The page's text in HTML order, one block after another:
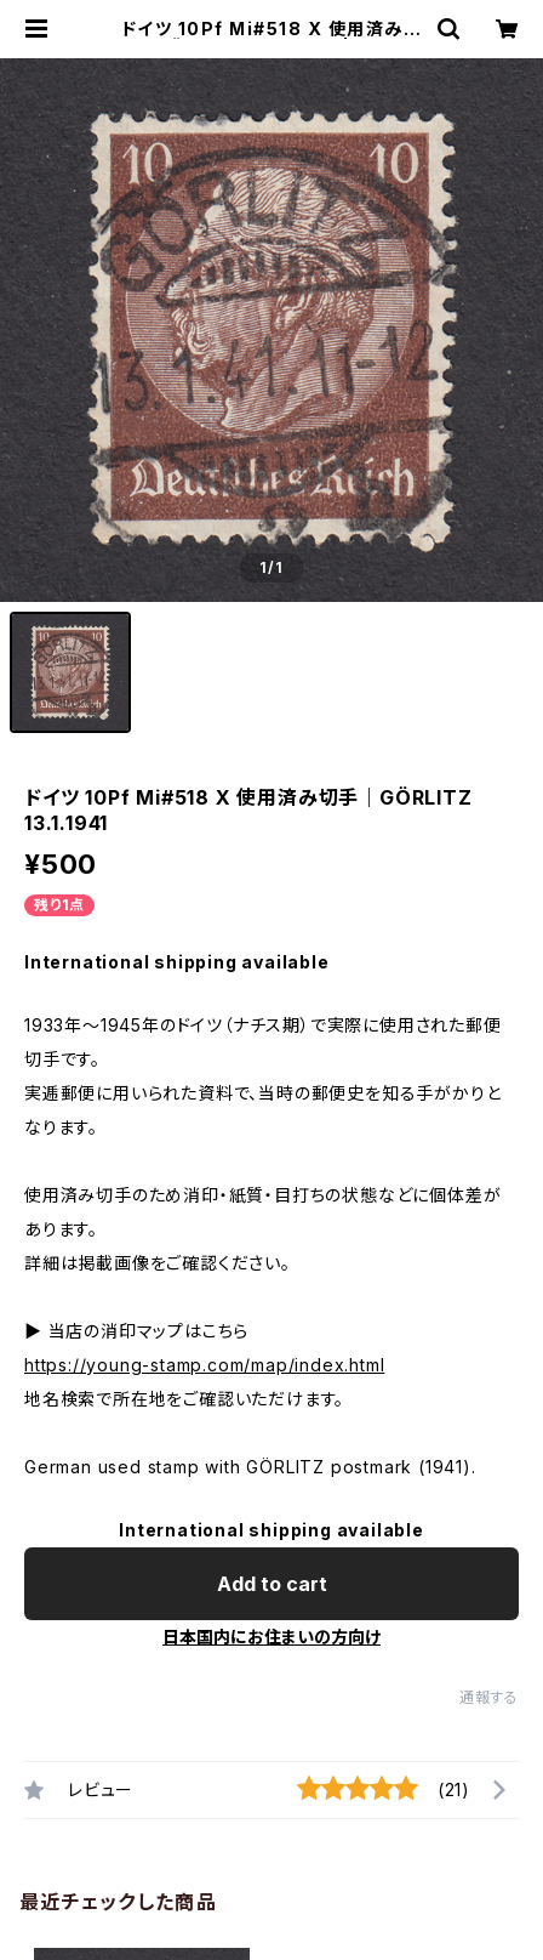
ドイツ 10Pf Mi#518 X 使用済み切
タンプのネットショップ | Young St
amp
1/1
ドイツ 10Pf Mi#518 X 使用済み切手｜GÖRLITZ
13.1.1941
¥500
残り1点
International shipping available
1933年～1945年のドイツ（ナチス期）で実際に使用された郵便
切手です。
実逓郵便に用いられた資料で、当時の郵便史を知る手がかりと
なります。
使用済み切手のため消印・紙質・目打ちの状態などに個体差が
あります。
詳細は掲載画像をご確認ください。
▶ 当店の消印マップはこちら
https://young-stamp.com/map/index.html
地名検索で所在地をご確認いただけます。
German used stamp with GÖRLITZ postmark (1941).
International shipping available
Add to cart
日本国内にお住まいの方向け
通報する
レビュー (21)
最近チェックした商品